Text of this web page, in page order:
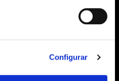
Configurar